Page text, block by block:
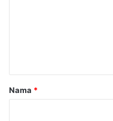
rNama *